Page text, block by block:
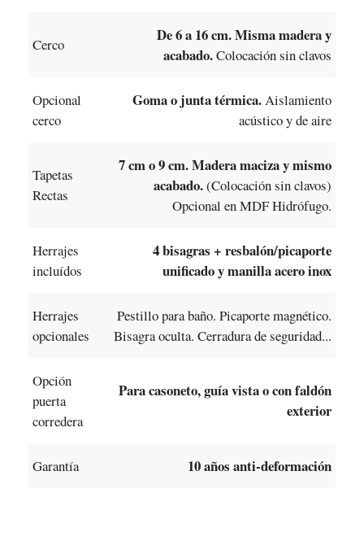
Cerco
De 6 a 16 cm. Misma madera y
acabado.Colocación sin clavos
Opcional
cerco
Goma o junta térmica.Aislamiento
acústico y de aire
Tapetas
Rectas
7 cm o 9 cm. Madera maciza y mismo
acabado.(Colocación sin clavos)
Opcional en MDF Hidrófugo.
Herrajes
incluídos
4 bisagras + resbalón/picaporte
unificado y manilla acero inox
Herrajes
opcionales
Pestillo para baño. Picaporte magnético.
Bisagra oculta. Cerradura de seguridad...
Opción
puerta
corredera
Para casoneto, guía vista o con faldón
exterior
Garantía 10 años anti-deformación